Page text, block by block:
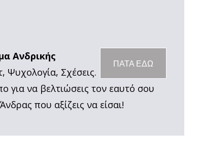
ΠΑΤΑ ΕΔΩ
Ανδρικής
Ψυχολογία, Σχέσεις.
για να βελτιώσεις τον εαυτό σου
που αξίζεις να είσαι!